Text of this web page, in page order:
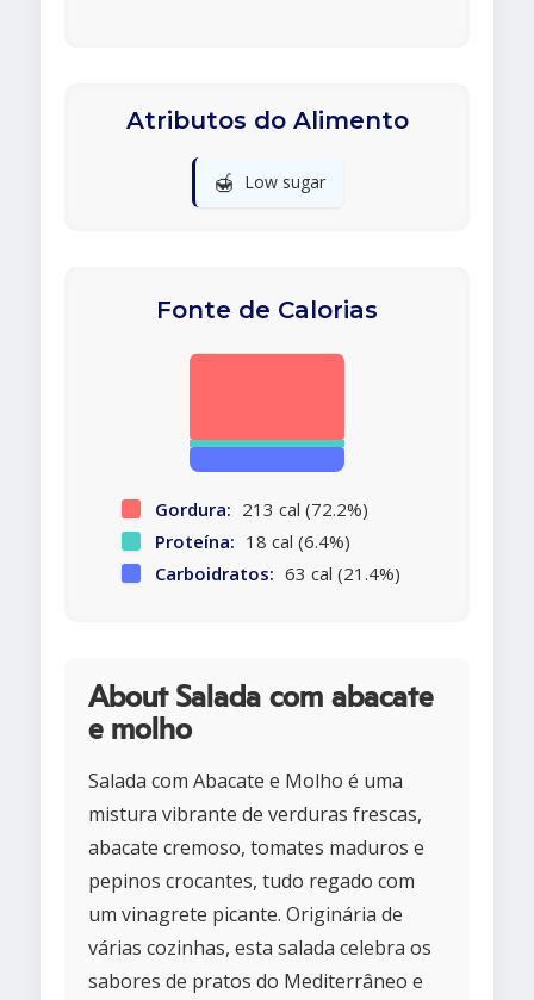
Atributos do Alimento
🍯 Low sugar
Fonte de Calorias
Gordura: 213 cal (72.2%)
Proteína: 18 cal (6.4%)
Carboidratos: 63 cal (21.4%)
About Salada com abacate
e molho
Salada com Abacate e Molho é uma
mistura vibrante de verduras frescas,
abacate cremoso, tomates maduros e
pepinos crocantes, tudo regado com
um vinagrete picante. Originária de
várias cozinhas, esta salada celebra os
sabores de pratos do Mediterrâneo e